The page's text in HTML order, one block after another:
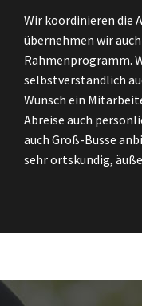
Wir koordinieren die
übernehmen wir
Rahmenprogramm.
selbstverständlich
Wunsch ein
Abreise auch
auch Groß-Busse
sehr ortskundig,